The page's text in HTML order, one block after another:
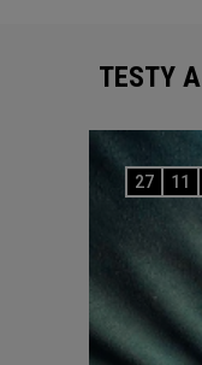
TESTY
27 11